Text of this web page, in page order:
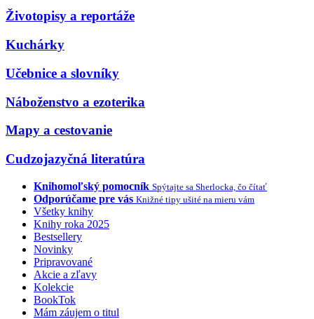
Životopisy a reportáže
Kuchárky
Učebnice a slovníky
Náboženstvo a ezoterika
Mapy a cestovanie
Cudzojazyčná literatúra
Knihomoľský pomocník Spýtajte sa Sherlocka, čo čítať
Odporúčame pre vás Knižné tipy ušité na mieru vám
Všetky knihy
Knihy roka 2025
Bestsellery
Novinky
Pripravované
Akcie a zľavy
Kolekcie
BookTok
Mám záujem o titul